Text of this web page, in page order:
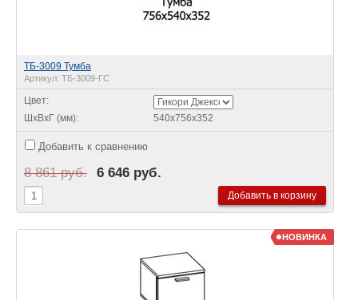
ТБ-3009 Тумба
Артикул: ТБ-3009-ГС
Цвет:
ШхВхГ (мм):
540х756х352
Добавить к сравнению
8 861 руб. 6 646 руб.
НОВИНКА